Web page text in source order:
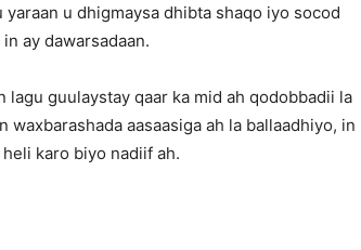
u dhigmaysa dhibta shaqo iyo socod
ay dawarsadaan.
lagu guulaystay qaar ka mid ah qodobbadii la
aasaasiga ah la ballaadhiyo, in
karo biyo nadiif ah.